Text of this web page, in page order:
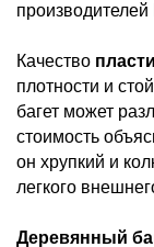
Качество
плотности и
багет может
стоимость
он хрупкий и
легкого
Деревянный